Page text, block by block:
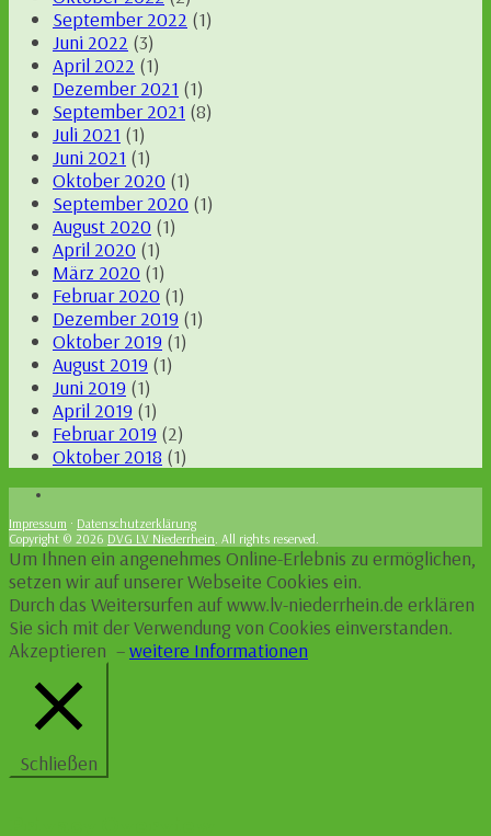
September 2022 (1)
Juni 2022 (3)
April 2022 (1)
Dezember 2021 (1)
September 2021 (8)
Juli 2021 (1)
Juni 2021 (1)
Oktober 2020 (1)
September 2020 (1)
August 2020 (1)
April 2020 (1)
März 2020 (1)
Februar 2020 (1)
Dezember 2019 (1)
Oktober 2019 (1)
August 2019 (1)
Juni 2019 (1)
April 2019 (1)
Februar 2019 (2)
Oktober 2018 (1)
Impressum · Datenschutzerklärung
Copyright © 2026 DVG LV Niederrhein. All rights reserved.
Um Ihnen ein angenehmes Online-Erlebnis zu ermöglichen,
setzen wir auf unserer Webseite Cookies ein.
Durch das Weitersurfen auf www.lv-niederrhein.de erklären
Sie sich mit der Verwendung von Cookies einverstanden.
Akzeptieren –weitere Informationen
Schließen